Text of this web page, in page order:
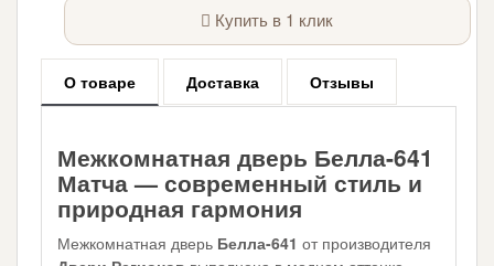
Купить в 1 клик
О товаре Доставка Отзывы
Межкомнатная дверь Белла-641
Матча — современный стиль и
природная гармония
Межкомнатная дверь Белла-641 от производителя